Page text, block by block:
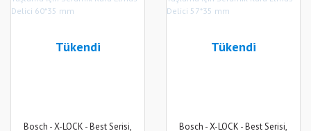
Tükendi
Bosch - X-LOCK - Best Serisi,
Tükendi
Bosch - X-LOCK - Best Serisi,